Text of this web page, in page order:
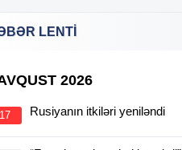
LENTİ
2026
Rusiyanın itkiləri yeniləndi